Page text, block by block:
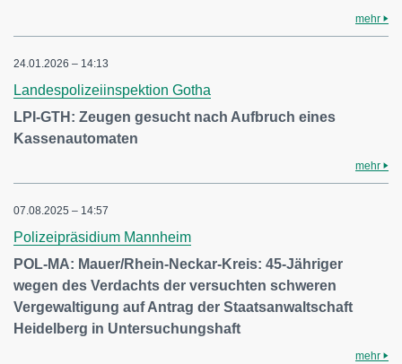
mehr
24.01.2026 – 14:13
Landespolizeiinspektion Gotha
LPI-GTH: Zeugen gesucht nach Aufbruch eines
Kassenautomaten
mehr
07.08.2025 – 14:57
Polizeipräsidium Mannheim
POL-MA: Mauer/Rhein-Neckar-Kreis: 45-Jähriger
wegen des Verdachts der versuchten schweren
Vergewaltigung auf Antrag der Staatsanwaltschaft
Heidelberg in Untersuchungshaft
mehr